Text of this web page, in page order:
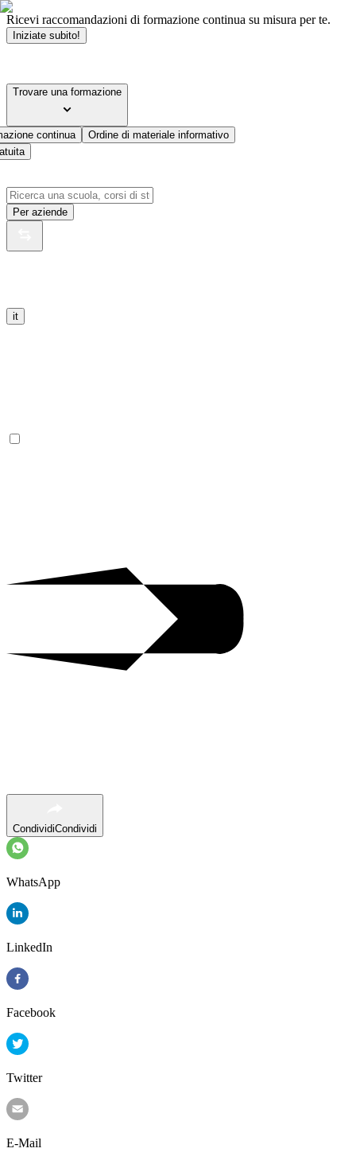
Ricevi raccomandazioni di formazione continua su misura per te.
Iniziate subito!
Trovare una formazione
continua
Ordine di materiale informativo
Per aziende
it
CondividiCondividi
WhatsApp
LinkedIn
Facebook
Twitter
E-Mail